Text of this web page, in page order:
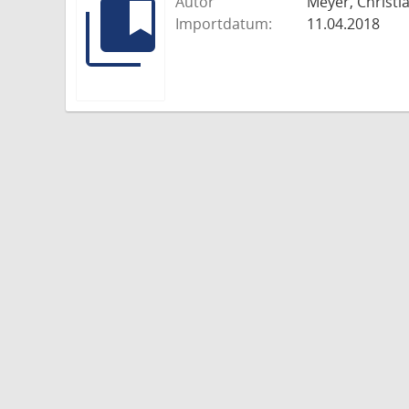
Importdatum:
11.04.2018